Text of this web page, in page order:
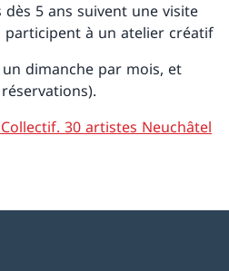
dès 5 ans suivent une visite
participent à un atelier créatif
un dimanche par mois, et
30 artistes Neuchâtel